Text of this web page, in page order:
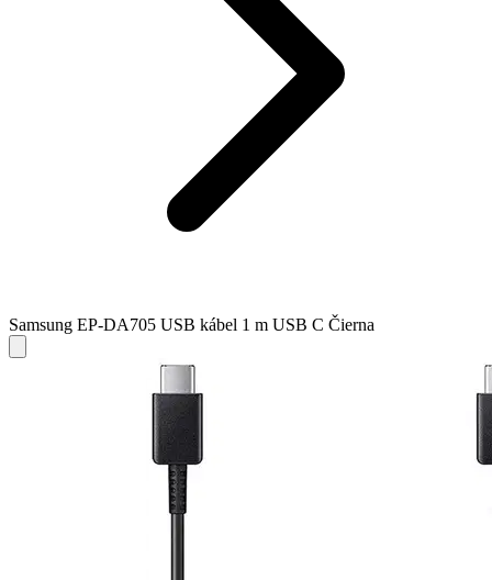
Samsung EP-DA705 USB kábel 1 m USB C Čierna